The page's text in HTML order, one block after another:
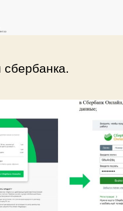
сбербанка.